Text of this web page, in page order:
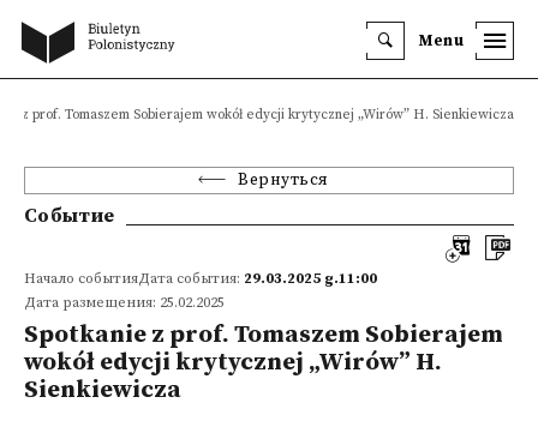
Menu
z prof. Tomaszem Sobierajem wokół edycji krytycznej „Wirów” H. Sienkiewicza
Вернуться
Событие
Начало событияДата события: 29.03.2025 g.11:00
Дата размещения: 25.02.2025
Spotkanie z prof. Tomaszem Sobierajem
wokół edycji krytycznej „Wirów” H.
Sienkiewicza